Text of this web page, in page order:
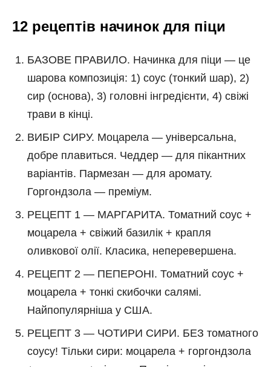
12 рецептів начинок для піци
БАЗОВЕ ПРАВИЛО. Начинка для піци — це
шарова композиція: 1) соус (тонкий шар), 2)
сир (основа), 3) головні інгредієнти, 4) свіжі
трави в кінці.
ВИБІР СИРУ. Моцарела — універсальна,
добре плавиться. Чеддер — для пікантних
варіантів. Пармезан — для аромату.
Горгондзола — преміум.
РЕЦЕПТ 1 — МАРГАРИТА. Томатний соус +
моцарела + свіжий базилік + крапля
оливкової олії. Класика, неперевершена.
РЕЦЕПТ 2 — ПЕПЕРОНІ. Томатний соус +
моцарела + тонкі скибочки салямі.
Найпопулярніша у США.
РЕЦЕПТ 3 — ЧОТИРИ СИРИ. БЕЗ томатного
соусу! Тільки сири: моцарела + горгондзола